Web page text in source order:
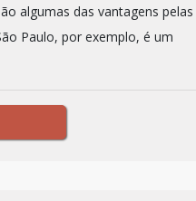
algumas das vantagens pelas
Paulo, por exemplo, é um